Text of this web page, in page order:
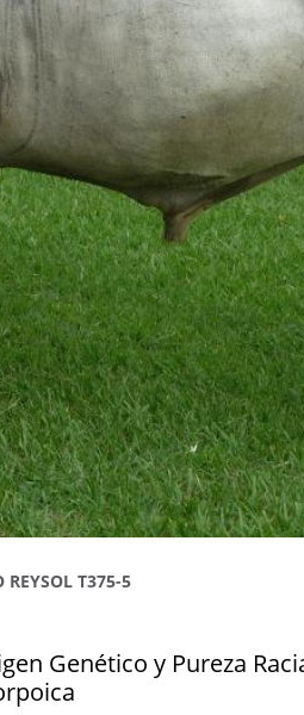
REYSOL T375-5
Genético y Pureza